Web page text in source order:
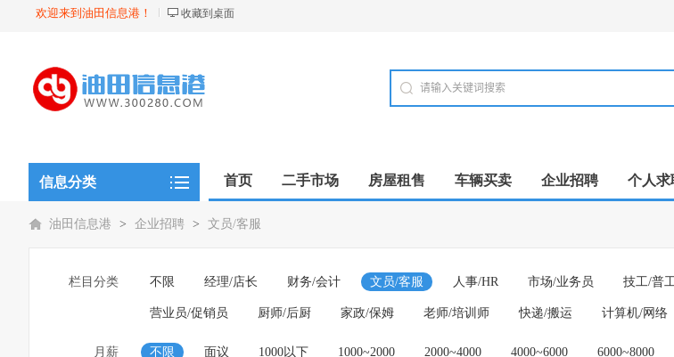
欢迎来到油田信息港！ 收藏到桌面
信息分类 首页 二手市场 房屋租售 车辆买卖 企业招聘 个人求
油田信息港 > 企业招聘 > 文员/客服
栏目分类 不限 经理/店长 财务/会计 文员/客服 人事/HR 市场/业务员 技工/普
营业员/促销员 厨师/后厨 家政/保姆 老师/培训师 快递/搬运 计算机/网络
月薪 不限 面议 1000以下 1000~2000 2000~4000 4000~6000 6000~8000